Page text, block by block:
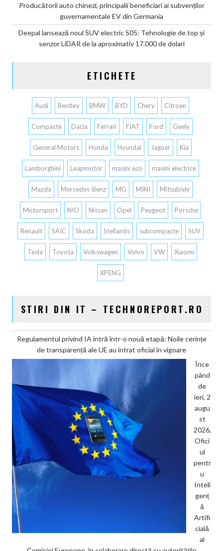
Producătorii auto chinezi, principalii beneficiari ai subvenților
guvernamentale EV din Germania
Deepal lansează noul SUV electric S05: Tehnologie de top și
senzor LiDAR de la aproximativ 17.000 de dolari
ETICHETE
Audi Bentley BMW BYD Chery Citroen
Compacte Dacia Ferrari FIAT Ford Geely
General Motors Honda Hyundai Jaguar Kia
Lamborghini Leapmotor masini eco masini electrice
Mazda Mercedes-Benz MG MINI Mitsubishi
Motorsport NIO Nissan Opel Peugeot Porsche
Renault SAIC Skoda Stellantis subcompacte SUV
Tesla Toyota Volkswagen Volvo VW Xiaomi
XPENG
STIRI DIN IT – TECHNOREPORT.RO
Regulamentul privind IA intră într-o nouă etapă: Noile cerințe
de transparență ale UE au intrat oficial în vigoare
Înce
pând
de
ieri, 2
augu
st
2026,
Ofici
ul
pentr
u
Inteli
genț
ă
Artifi
cială
al